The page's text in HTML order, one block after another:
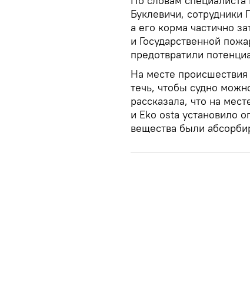
Буклевичи,
а его корма частично
и Государственной
предотвратили
На месте
течь, чтобы судно
рассказала, что на
и Eko osta установило
вещества были